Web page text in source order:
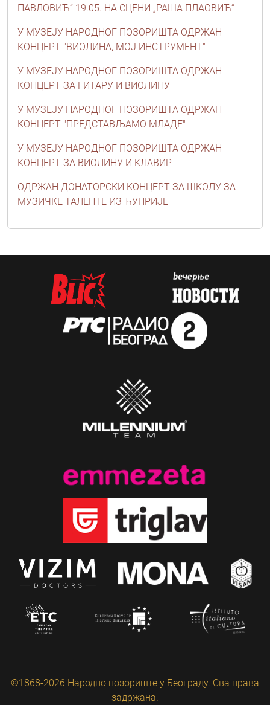
ПАВЛОВИЋ“ 19.05. НА СЦЕНИ „РАША ПЛАОВИЋ“
У МУЗЕЈУ НАРОДНОГ ПОЗОРИШТА ОДРЖАН
КОНЦЕРТ "ВИОЛИНА, МОЈ ИНСТРУМЕНТ"
У МУЗЕЈУ НАРОДНОГ ПОЗОРИШТА ОДРЖАН
КОНЦЕРТ ЗА ГИТАРУ И ВИОЛИНУ
У МУЗЕЈУ НАРОДНОГ ПОЗОРИШТА ОДРЖАН
КОНЦЕРТ "ПРЕДСТАВЉАМО МЛАДЕ"
У МУЗЕЈУ НАРОДНОГ ПОЗОРИШТА ОДРЖАН
КОНЦЕРТ ЗА ВИОЛИНУ И КЛАВИР
ОДРЖАН ДОНАТОРСКИ КОНЦЕРТ ЗА ШКОЛУ ЗА
МУЗИЧКЕ ТАЛЕНТЕ ИЗ ЋУПРИЈЕ
©1868-2026 Народно позориште у Београду. Сва права
задржана.